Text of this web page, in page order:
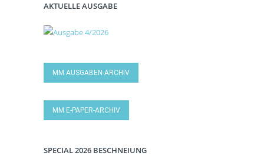
AKTUELLE AUSGABE
MM AUSGABEN-ARCHIV
MM E-PAPER-ARCHIV
SPECIAL 2026 BESCHNEIUNG